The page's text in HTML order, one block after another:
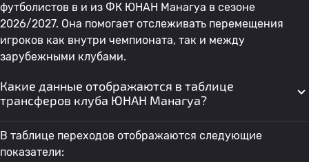
футболистов в и из ФК ЮНАН Манагуа в сезоне
2026/2027. Она помогает отслеживать перемещения
игроков как внутри чемпионата, так и между
зарубежными клубами.
Какие данные отображаются в таблице
трансферов клуба ЮНАН Манагуа?
В таблице переходов отображаются следующие
показатели: